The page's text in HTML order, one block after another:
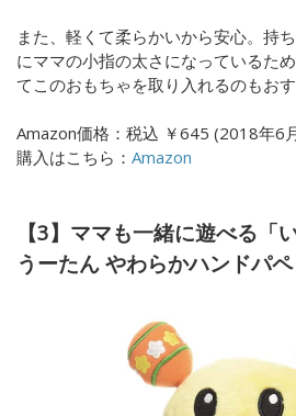
また、軽くて柔らかいから安心。持
にママの小指の太さになっているた
てこのおもちゃを取り入れるのもおす
Amazon価格： 税込 ￥645 (2018年6
購入はこちら： Amazon
【3】ママも一緒に遊べる「
うーたん やわらかハンドパペ